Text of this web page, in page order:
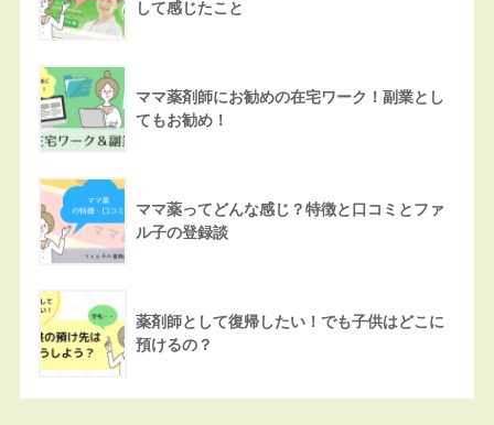
して感じたこと
ママ薬剤師にお勧めの在宅ワーク！副業とし
てもお勧め！
ママ薬ってどんな感じ？特徴と口コミとファ
ル子の登録談
薬剤師として復帰したい！でも子供はどこに
預けるの？